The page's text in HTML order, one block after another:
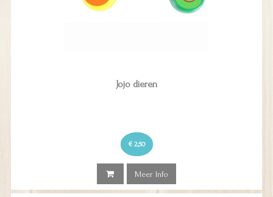
Jojo dieren
€ 2,50
Meer Info